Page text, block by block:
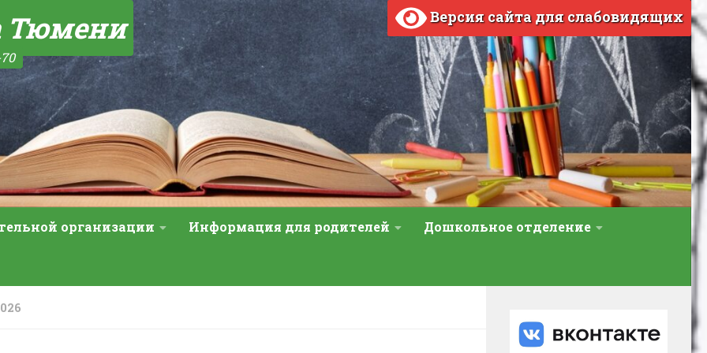
Тюмени Версия сайта для слабовидящих
организации Информация для родителей Дошкольное отделение